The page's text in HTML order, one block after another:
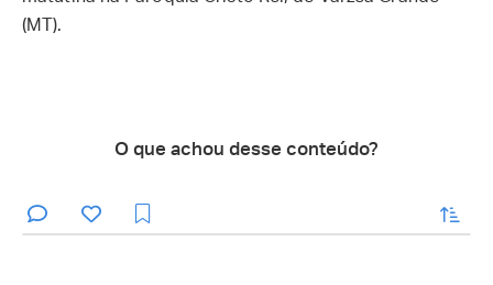
(MT).
O que achou desse conteúdo?
enviar